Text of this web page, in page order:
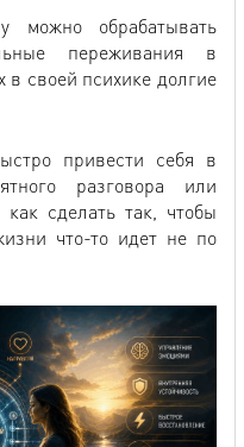
можно обрабатывать
переживания в
в своей психике долгие
привести себя в
разговора или
сделать так, чтобы
что-то идет не по